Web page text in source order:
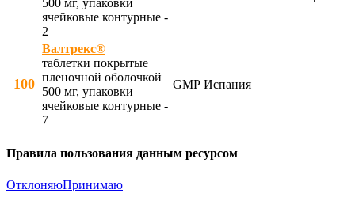
500 мг, упаковки
ячейковые контурные -
2
100
Валтрекс®
таблетки покрытые
пленочной оболочкой
500 мг, упаковки
ячейковые контурные -
7
GMP Испания
Правила пользования данным ресурсом
ОтклоняюПринимаю